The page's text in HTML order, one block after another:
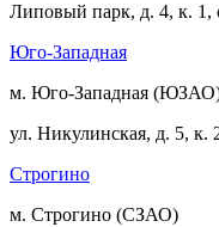
Липовый парк, д. 4, к. 1,
Юго-Западная
м. Юго-Западная
ул. Никулинская, д. 5, к.
Строгино
м. Строгино (СЗАО)